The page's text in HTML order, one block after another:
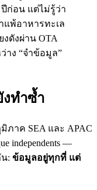
ปีก่อน แต่ไม่รู้ว่า
แพ้อาหารทะเล
งดังผ่าน OTA
าง “จำข้อมูล”
ทำซ้ำ
ภาค SEA และ APAC
independents —
: ข้อมูลอยู่ทุกที่ แต่